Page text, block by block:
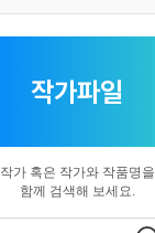
작가파일
작가 혹은 작가와 작품명을
함께 검색해 보세요.